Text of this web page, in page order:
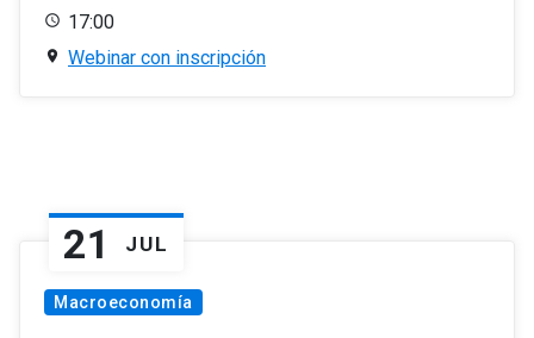
17:00
Webinar con inscripción
21 JUL
Macroeconomía